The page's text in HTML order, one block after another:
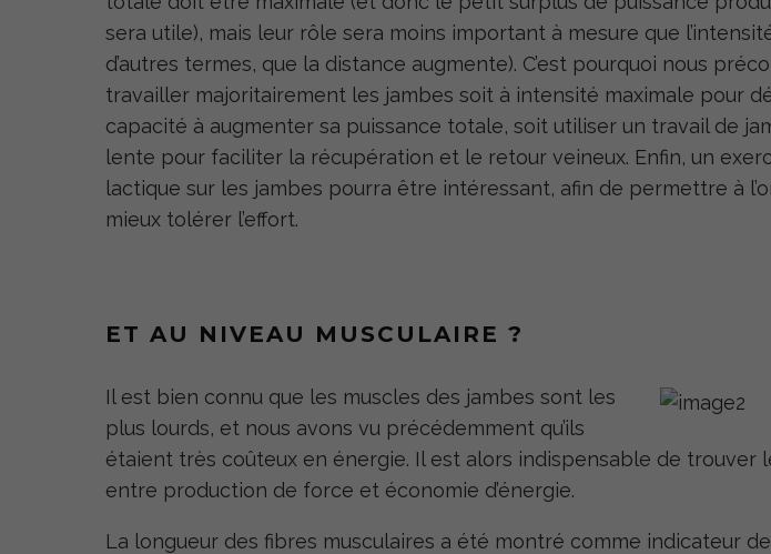
sera utile), mais leur rôle sera moins important à mesure que
d’autres termes, que la distance augmente). C’est pourquoi nous
travailler majoritairement les jambes soit à intensité maximale pour
capacité à augmenter sa puissance totale, soit utiliser un travail de
lente pour faciliter la récupération et le retour veineux. Enfin, un
lactique sur les jambes pourra être intéressant, afin de permettre à
mieux tolérer l’effort.
ET AU NIVEAU MUSCULAIRE ?
Il est bien connu que les muscles des jambes sont les
plus lourds, et nous avons vu précédemment qu’ils
étaient très coûteux en énergie. Il est alors indispensable de trouver
entre production de force et économie d’énergie.
La longueur des fibres musculaires a été montré comme indicateur